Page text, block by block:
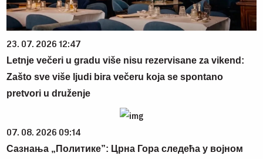
23. 07. 2026 12:47
Letnje večeri u gradu više nisu rezervisane za vikend:
Zašto sve više ljudi bira večeru koja se spontano
pretvori u druženje
07. 08. 2026 09:14
Сазнања „Политике”: Црна Гора следећа у војном